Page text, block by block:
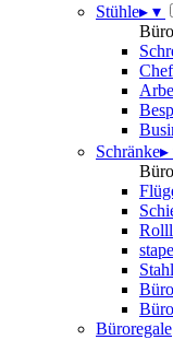
Stühle▸ ▾
Schränke▸
Büroregale